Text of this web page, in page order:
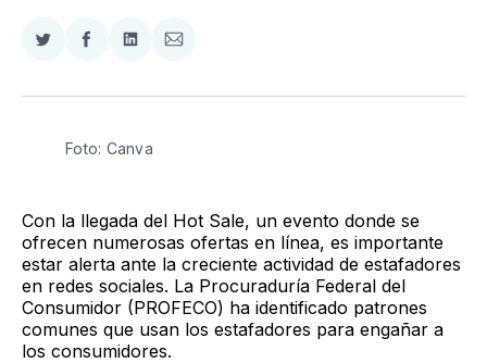
Compartir
Twitter
Compartir
Facebook
Compartir
LinkedIn
Compartir
Email
Foto: Canva
Con la llegada del Hot Sale, un evento donde se
ofrecen numerosas ofertas en línea, es importante
estar alerta ante la creciente actividad de estafadores
en redes sociales. La Procuraduría Federal del
Consumidor (PROFECO) ha identificado patrones
comunes que usan los estafadores para engañar a
los consumidores.